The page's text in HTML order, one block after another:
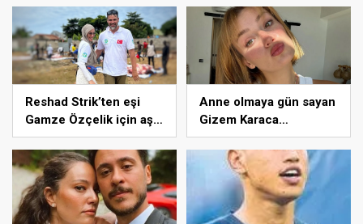
Reshad Strik’ten eşi
Gamze Özçelik için aşk
dolu sözler! “Benim
cennetim…”
Anne olmaya gün sayan
Gizem Karaca
heyecanını paylaştı!
“Senelerdir annelik
yapıyorum ama bu sene
farklı…”